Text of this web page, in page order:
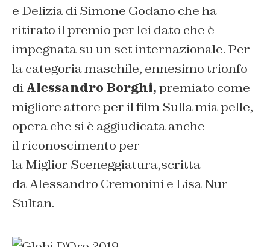
e Delizia di Simone Godano che ha
ritirato il premio per lei dato che è
impegnata su un set internazionale. Per
la categoria maschile, ennesimo trionfo
diAlessandro Borghi,premiato come
migliore attore per il film Sulla mia pelle,
opera che si è aggiudicata anche
il riconoscimento per
la Miglior Sceneggiatura,scritta
da Alessandro Cremonini e Lisa Nur
Sultan.